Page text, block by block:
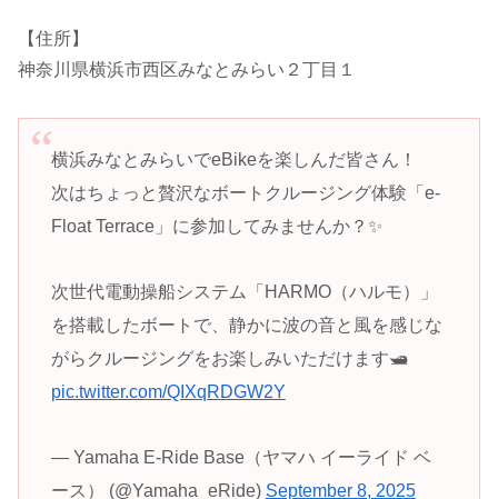
【住所】
神奈川県横浜市西区みなとみらい２丁目１
横浜みなとみらいでeBikeを楽しんだ皆さん！
次はちょっと贅沢なボートクルージング体験「e-
Float Terrace」に参加してみませんか？✨
次世代電動操船システム「HARMO（ハルモ）」
を搭載したボートで、静かに波の音と風を感じな
がらクルージングをお楽しみいただけます🛥
pic.twitter.com/QIXqRDGW2Y
— Yamaha E-Ride Base（ヤマハ イーライド ベ
ース） (@Yamaha_eRide) September 8, 2025